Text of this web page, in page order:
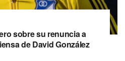
sobre su renuncia a
de David González